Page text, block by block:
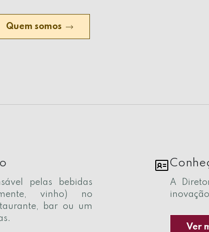
Quem somos
pelas bebidas
vinho) no
bar ou um
A
Ver